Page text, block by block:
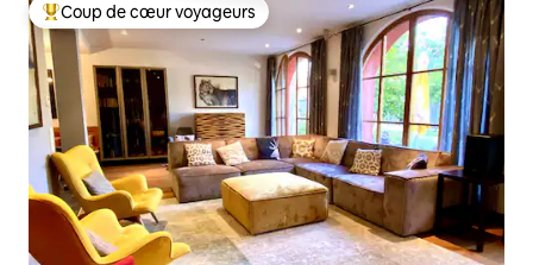
Coup de cœur voyageurs parmi les plus aimés
Coup de cœur voyageurs